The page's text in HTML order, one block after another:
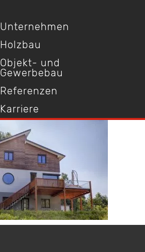
Unternehmen
Holzbau
Objekt- und
Gewerbebau
Referenzen
Karriere